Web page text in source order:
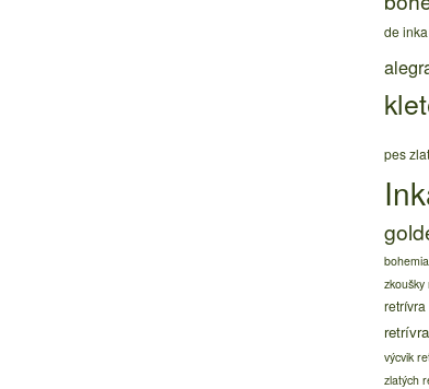
de
pes
bohemia
retrívra
retrívra
výcvik
zlatých